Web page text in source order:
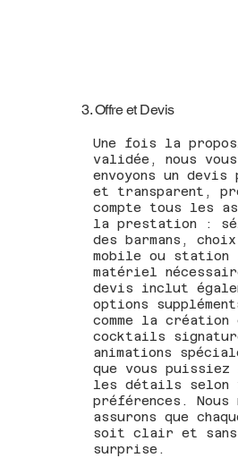
3. Offre et Devis
Une fois la
validée, nous vous
envoyons un devis
et transparent,
compte tous les
la prestation :
des barmans,
mobile ou
matériel
devis inclut
options
comme la création
cocktails
animations
que vous
les détails selon
préférences. Nous
assurons que
soit clair et sans
surprise.